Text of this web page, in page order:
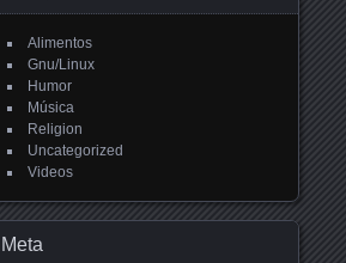
Alimentos
Gnu/Linux
Humor
Música
Religion
Uncategorized
Videos
Meta